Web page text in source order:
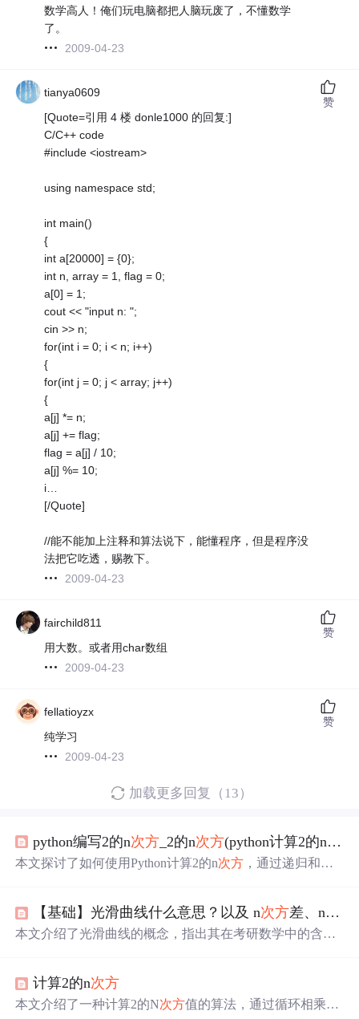
数学高人！俺们玩电脑都把人脑玩废了，不懂数学
了。
2009-04-23
tianya0609
[Quote=引用 4 楼 donle1000 的回复:]
C/C++ code
#include <iostream>
using namespace std;
int main()
{
int a[20000] = {0};
int n, array = 1, flag = 0;
a[0] = 1;
cout << "input n: ";
cin >> n;
for(int i = 0; i < n; i++)
{
for(int j = 0; j < array; j++)
{
a[j] *= n;
a[j] += flag;
flag = a[j] / 10;
a[j] %= 10;
i…
[/Quote]
//能不能加上注释和算法说下，能懂程序，但是程序没
法把它吃透，赐教下。
2009-04-23
赞
fairchild811
用大数。或者用char数组
2009-04-23
赞
fellatioyzx
纯学习
2009-04-23
赞
加载更多回复（13）
python编写2的n次方 _2的n次方(python计算2的n次方
本文探讨了如何使用Python计算2的n次方 ，通过递归和指
的n
次方在实际计算中避免直接相乘的方法，以及在计算机
科学中的应用。此外，讨论了2的n次方与4的n次方的区
【基础】光滑曲线什么意思？以及 n次方差、n次方
本文介绍了光滑曲线的概念，指出其在考研数学中的含义
的情况。最后，简要阐述了二项式定理，强调其与n
和的区别在于系数和符号。
计算2的n次方
本文介绍了一种计算2的N次方值的算法，通过循环相乘并